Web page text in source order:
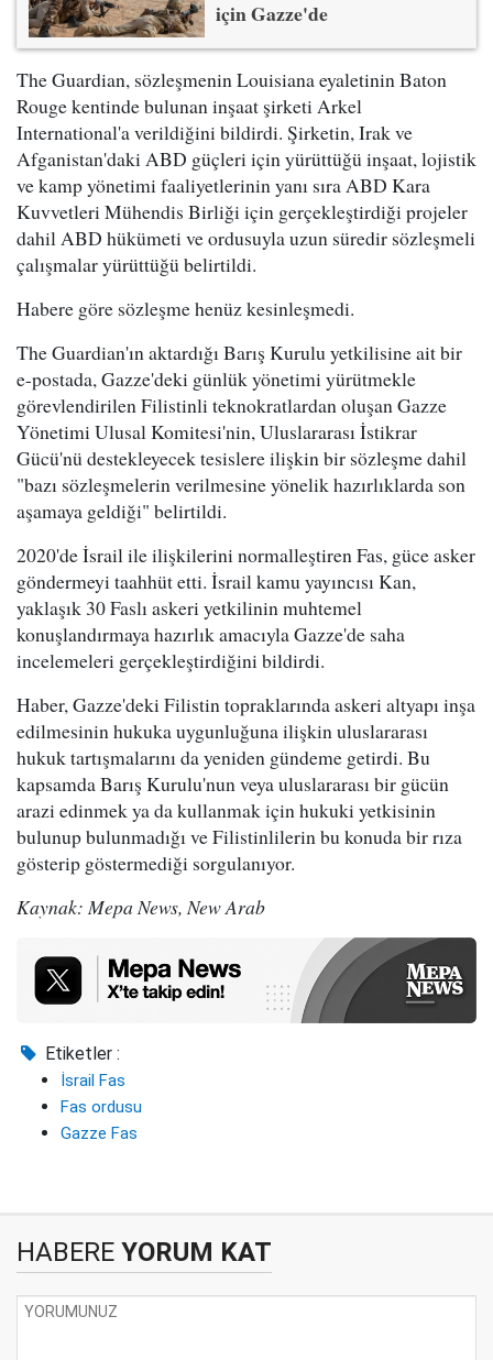
için Gazze'de
The Guardian, sözleşmenin Louisiana eyaletinin Baton
Rouge kentinde bulunan inşaat şirketi Arkel
International'a verildiğini bildirdi. Şirketin, Irak ve
Afganistan'daki ABD güçleri için yürüttüğü inşaat, lojistik
ve kamp yönetimi faaliyetlerinin yanı sıra ABD Kara
Kuvvetleri Mühendis Birliği için gerçekleştirdiği projeler
dahil ABD hükümeti ve ordusuyla uzun süredir sözleşmeli
çalışmalar yürüttüğü belirtildi.
Habere göre sözleşme henüz kesinleşmedi.
The Guardian'ın aktardığı Barış Kurulu yetkilisine ait bir
e-postada, Gazze'deki günlük yönetimi yürütmekle
görevlendirilen Filistinli teknokratlardan oluşan Gazze
Yönetimi Ulusal Komitesi'nin, Uluslararası İstikrar
Gücü'nü destekleyecek tesislere ilişkin bir sözleşme dahil
"bazı sözleşmelerin verilmesine yönelik hazırlıklarda son
aşamaya geldiği" belirtildi.
2020'de İsrail ile ilişkilerini normalleştiren Fas, güce asker
göndermeyi taahhüt etti. İsrail kamu yayıncısı Kan,
yaklaşık 30 Faslı askeri yetkilinin muhtemel
konuşlandırmaya hazırlık amacıyla Gazze'de saha
incelemeleri gerçekleştirdiğini bildirdi.
Haber, Gazze'deki Filistin topraklarında askeri altyapı inşa
edilmesinin hukuka uygunluğuna ilişkin uluslararası
hukuk tartışmalarını da yeniden gündeme getirdi. Bu
kapsamda Barış Kurulu'nun veya uluslararası bir gücün
arazi edinmek ya da kullanmak için hukuki yetkisinin
bulunup bulunmadığı ve Filistinlilerin bu konuda bir rıza
gösterip göstermediği sorgulanıyor.
Kaynak: Mepa News, New Arab
Etiketler :
İsrail Fas
Fas ordusu
Gazze Fas
HABERE YORUM KAT